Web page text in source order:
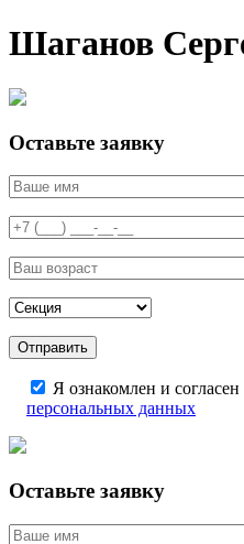
Шаганов
Оставьте заявку
Я ознакомлен и согласен
персональных данных
Оставьте заявку